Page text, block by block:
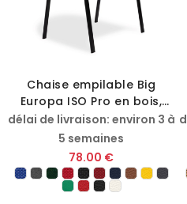
Chaise empilable Big
Europa ISO Pro en bois,
assise et dossier
rembourrés
délai de livraison: environ 3 à
5 semaines
78.00 €